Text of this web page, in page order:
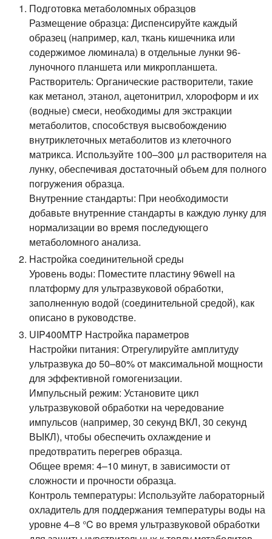
Подготовка метаболомных образцов
Размещение образца: Диспенсируйте каждый
образец (например, кал, ткань кишечника или
содержимое люминала) в отдельные лунки 96-
луночного планшета или микропланшета.
Растворитель: Органические растворители, такие
как метанол, этанол, ацетонитрил, хлороформ и их
(водные) смеси, необходимы для экстракции
метаболитов, способствуя высвобождению
внутриклеточных метаболитов из клеточного
матрикса. Используйте 100–300 μл растворителя на
лунку, обеспечивая достаточный объем для полного
погружения образца.
Внутренние стандарты: При необходимости
добавьте внутренние стандарты в каждую лунку для
нормализации во время последующего
метаболомного анализа.
Настройка соединительной среды
Уровень воды: Поместите пластину 96well на
платформу для ультразвуковой обработки,
заполненную водой (соединительной средой), как
описано в руководстве.
UIP400MTP Настройка параметров
Настройки питания: Отрегулируйте амплитуду
ультразвука до 50–80% от максимальной мощности
для эффективной гомогенизации.
Импульсный режим: Установите цикл
ультразвуковой обработки на чередование
импульсов (например, 30 секунд ВКЛ, 30 секунд
ВЫКЛ), чтобы обеспечить охлаждение и
предотвратить перегрев образца.
Общее время: 4–10 минут, в зависимости от
сложности и прочности образца.
Контроль температуры: Используйте лабораторный
охладитель для поддержания температуры воды на
уровне 4–8 °C во время ультразвуковой обработки